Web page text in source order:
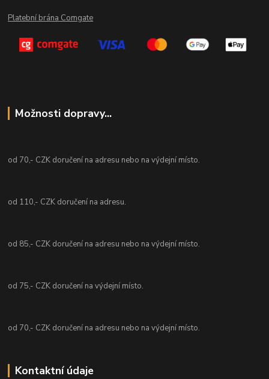
Platební brána Comgate
Možnosti dopravy...
od 70,- CZK doručení na adresu nebo na výdejní místo.
od 110,- CZK doručení na adresu.
od 85,- CZK doručení na adresu nebo na výdejní místo.
od 75,- CZK doručení na výdejní místo.
od 70,- CZK doručení na adresu nebo na výdejní místo.
Kontaktní údaje